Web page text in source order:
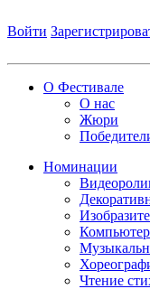
Войти
О Фестивале
О нас
Жюри
Номинации
Чтение